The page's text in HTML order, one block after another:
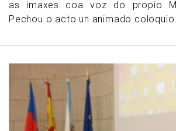
as imaxes coa voz do propio
Pechou o acto un animado coloquio.